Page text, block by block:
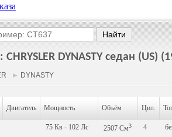
DYNASTY седан (US)
► DYNASTY
Двигатель Мощность Объём Цил.
75 Кв - 102 Лс 2507 См3 4